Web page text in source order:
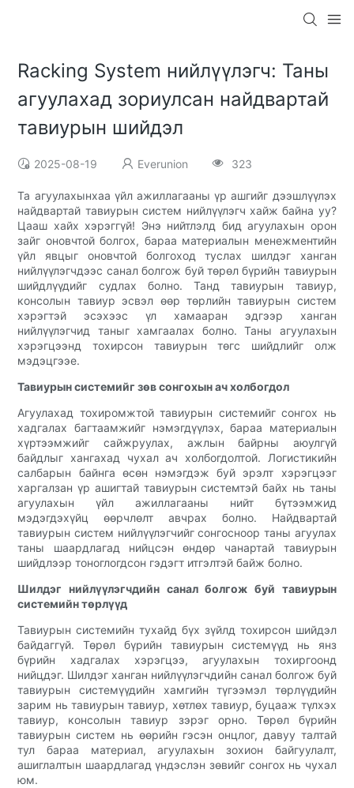
Racking System нийлүүлэгч: Таны
агуулахад зориулсан найдвартай
тавиурын шийдэл
2025-08-19 Everunion 323
Та агуулахынхаа үйл ажиллагааны үр ашгийг дээшлүүлэх
найдвартай тавиурын систем нийлүүлэгч хайж байна уу?
Цааш хайх хэрэггүй! Энэ нийтлэлд бид агуулахын орон
зайг оновчтой болгох, бараа материалын менежментийн
үйл явцыг оновчтой болгоход туслах шилдэг ханган
нийлүүлэгчдээс санал болгож буй төрөл бүрийн тавиурын
шийдлүүдийг судлах болно. Танд тавиурын тавиур,
консолын тавиур эсвэл өөр төрлийн тавиурын систем
хэрэгтэй эсэхээс үл хамааран эдгээр ханган
нийлүүлэгчид таныг хамгаалах болно. Таны агуулахын
хэрэгцээнд тохирсон тавиурын төгс шийдлийг олж
мэдэцгээе.
Тавиурын системийг зөв сонгохын ач холбогдол
Агуулахад тохиромжтой тавиурын системийг сонгох нь
хадгалах багтаамжийг нэмэгдүүлэх, бараа материалын
хүртээмжийг сайжруулах, ажлын байрны аюулгүй
байдлыг хангахад чухал ач холбогдолтой. Логистикийн
салбарын байнга өсөн нэмэгдэж буй эрэлт хэрэгцээг
харгалзан үр ашигтай тавиурын системтэй байх нь таны
агуулахын үйл ажиллагааны нийт бүтээмжид
мэдэгдэхүйц өөрчлөлт авчрах болно. Найдвартай
тавиурын систем нийлүүлэгчийг сонгосноор таны агуулах
таны шаардлагад нийцсэн өндөр чанартай тавиурын
шийдлээр тоноглогдсон гэдэгт итгэлтэй байж болно.
Шилдэг нийлүүлэгчдийн санал болгож буй тавиурын
системийн төрлүүд
Тавиурын системийн тухайд бүх зүйлд тохирсон шийдэл
байдаггүй. Төрөл бүрийн тавиурын системүүд нь янз
бүрийн хадгалах хэрэгцээ, агуулахын тохиргоонд
нийцдэг. Шилдэг ханган нийлүүлэгчдийн санал болгож буй
тавиурын системүүдийн хамгийн түгээмэл төрлүүдийн
зарим нь тавиурын тавиур, хөтлөх тавиур, буцааж түлхэх
тавиур, консолын тавиур зэрэг орно. Төрөл бүрийн
тавиурын систем нь өөрийн гэсэн онцлог, давуу талтай
тул бараа материал, агуулахын зохион байгуулалт,
ашиглалтын шаардлагад үндэслэн зөвийг сонгох нь чухал
юм.